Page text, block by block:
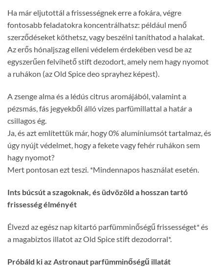
Ha már eljutottál a frissességnek erre a fokára, végre
fontosabb feladatokra koncentrálhatsz: például menő
szerződéseket köthetsz, vagy beszélni taníthatod a halakat.
Az erős hónaljszag elleni védelem érdekében vesd be az
egyszerűen felvihető stift dezodort, amely nem hagy nyomot
a ruhákon (az Old Spice deo sprayhez képest).
A zsenge alma és a lédús citrus aromájából, valamint a
pézsmás, fás jegyekből álló vizes parfümillattal a határ a
csillagos ég.
Ja, és azt említettük már, hogy 0% alumíniumsót tartalmaz, és
úgy nyújt védelmet, hogy a fekete vagy fehér ruhákon sem
hagy nyomot?
Mert pontosan ezt teszi. *Mindennapos használat esetén.
Ints búcsút a szagoknak, és üdvözöld a hosszan tartó
frissesség élményét
Élvezd az egész nap kitartó parfümminőségű frissességet* és
a magabiztos illatot az Old Spice stift dezodorral*.
Próbáld ki az Astronaut parfümminőségű illatát